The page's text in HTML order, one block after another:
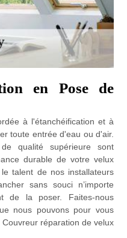
en Pose de
à l'étanchéification et à
toute entrée d'eau ou d'air.
de qualité supérieure sont
durable de votre velux
talent de nos installateurs
sans souci n’importe
de la poser. Faites-nous
nous pouvons pour vous
réparation de velux